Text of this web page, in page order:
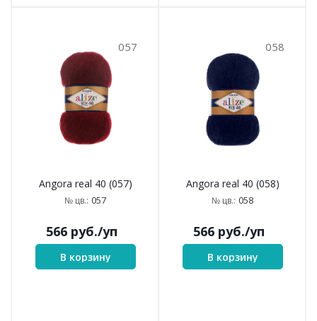
057
Angora real 40 (057)
№ цв.: 057
566 руб./уп
В корзину
058
Angora real 40 (058)
№ цв.: 058
566 руб./уп
В корзину